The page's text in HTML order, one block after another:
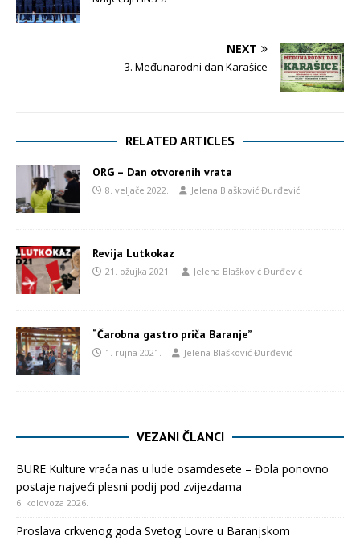
NEXT
3. Međunarodni dan Karašice
RELATED ARTICLES
ORG – Dan otvorenih vrata
8. veljače 2022. Jelena Blašković Đurđević
Revija Lutkokaz
21. ožujka 2021. Jelena Blašković Đurđević
“Čarobna gastro priča Baranje”
1. rujna 2021. Jelena Blašković Đurđević
VEZANI ČLANCI
BURE Kulture vraća nas u lude osamdesete – Đola ponovno
postaje najveći plesni podij pod zvijezdama
6. kolovoza 2026.
Proslava crkvenog goda Svetog Lovre u Baranjskom